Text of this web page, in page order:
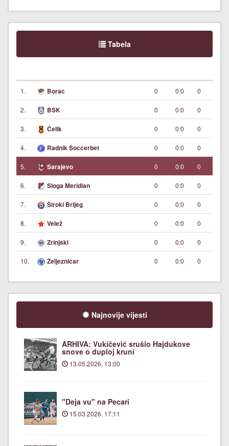
Tabela
1. Borac 0 0:0 0
2. BSK 0 0:0 0
3. Čelik 0 0:0 0
4. Radnik Soccerbet 0 0:0 0
5. Sarajevo 0 0:0 0
6. Sloga Meridian 0 0:0 0
7. Široki Brijeg 0 0:0 0
8. Velež 0 0:0 0
9. Zrinjski 0 0:0 0
10. Željezničar 0 0:0 0
Najnovije vijesti
ARHIVA: Vukičević srušio Hajdukove
snove o duploj kruni
13.05.2026. 13:00
"Deja vu" na Pecari
15.03.2026. 17:11